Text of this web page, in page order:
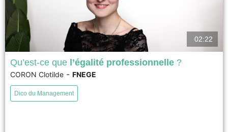
Égalité professionnelle entre les femmes et les hommes au sein des
organisations de travail Englobe différentes dimensions des ressources
humaines : égalité dans le recrutement, la rémunération, la promotion, etc.
02:22
Qu’est-ce que l’égalité professionnelle ?
CORON Clotilde - FNEGE
Dico du Management